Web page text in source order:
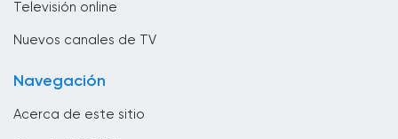
Televisión online
Nuevos canales de TV
Navegación
Acerca de este sitio